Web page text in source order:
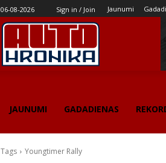
06-08-2026 Sign in / Join Jaunumi
JAUNUMI GADADIENAS
Tags Youngtimer Rally